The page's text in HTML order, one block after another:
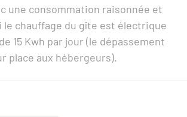
une consommation raisonnée et
le chauffage du gîte est électrique
15 Kwh par jour (le dépassement
place aux hébergeurs).